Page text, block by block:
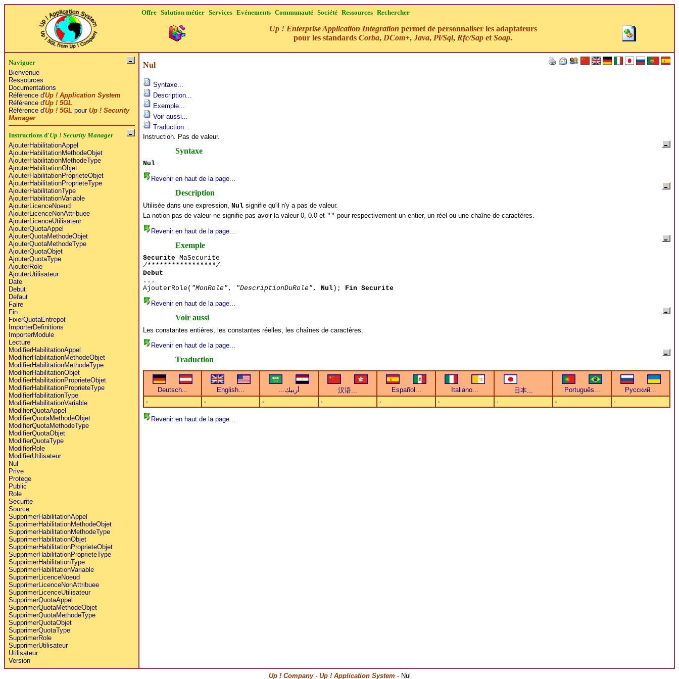
Offre Solution métier Services Evénements Communauté Société Ressources Rechercher
Up ! Enterprise Application Integration permet de personnaliser les adaptateurs
pour les standards Corba, DCom+, Java, Pl/Sql, Rfc/Sap et Soap.
Naviguer
Bienvenue
Ressources
Documentations
Référence d'Up ! Application System
Référence d'Up ! 5GL
Référence d'Up ! 5GL pour Up ! Security
Manager
Instructions d'Up ! Security Manager
AjouterHabilitationAppel
AjouterHabilitationMethodeObjet
AjouterHabilitationMethodeType
AjouterHabilitationObjet
AjouterHabilitationProprieteObjet
AjouterHabilitationProprieteType
AjouterHabilitationType
AjouterHabilitationVariable
AjouterLicenceNoeud
AjouterLicenceNonAttribuee
AjouterLicenceUtilisateur
AjouterQuotaAppel
AjouterQuotaMethodeObjet
AjouterQuotaMethodeType
AjouterQuotaObjet
AjouterQuotaType
AjouterRole
AjouterUtilisateur
Date
Debut
Defaut
Faire
Fin
FixerQuotaEntrepot
ImporterDefinitions
ImporterModule
Lecture
ModifierHabilitationAppel
ModifierHabilitationMethodeObjet
ModifierHabilitationMethodeType
ModifierHabilitationObjet
ModifierHabilitationProprieteObjet
ModifierHabilitationProprieteType
ModifierHabilitationType
ModifierHabilitationVariable
ModifierQuotaAppel
ModifierQuotaMethodeObjet
ModifierQuotaMethodeType
ModifierQuotaObjet
ModifierQuotaType
ModifierRole
ModifierUtilisateur
Nul
Prive
Protege
Public
Role
Securite
Source
SupprimerHabilitationAppel
SupprimerHabilitationMethodeObjet
SupprimerHabilitationMethodeType
SupprimerHabilitationObjet
SupprimerHabilitationProprieteObjet
SupprimerHabilitationProprieteType
SupprimerHabilitationType
SupprimerHabilitationVariable
SupprimerLicenceNoeud
SupprimerLicenceNonAttribuee
SupprimerLicenceUtilisateur
SupprimerQuotaAppel
SupprimerQuotaMethodeObjet
SupprimerQuotaMethodeType
SupprimerQuotaObjet
SupprimerQuotaType
SupprimerRole
SupprimerUtilisateur
Utilisateur
Version
Nul
Syntaxe...
Description...
Exemple...
Voir aussi...
Traduction...
Instruction. Pas de valeur.
Syntaxe
Nul
Revenir en haut de la page...
Description
Utilisée dans une expression, Nul signifie qu'il n'y a pas de valeur.
La notion pas de valeur ne signifie pas avoir la valeur 0, 0.0 et "" pour respectivement un entier, un réel ou une chaîne de caractères.
Revenir en haut de la page...
Exemple
SecuriteMaSecurite
/*****************/
Debut
...
AjouterRole( "MonRole" , "DescriptionDuRole" , Nul); Fin Securite
Revenir en haut de la page...
Voir aussi
Les constantes entières, les constantes réelles, les chaînes de caractères.
Revenir en haut de la page...
Traduction
- - - - - - - - -
Revenir en haut de la page...
Up ! Company- Up ! Application System - Nul